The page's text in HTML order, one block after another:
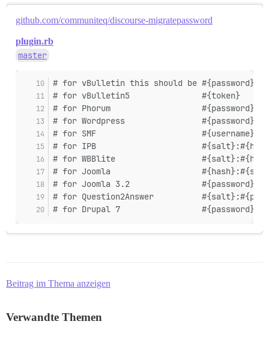
github.com/communiteq/discourse-migratepassword
plugin.rb
master
# for vBulletin this should be
# for vBulletin5               #{token}
# for Phorum                   #{password}
# for Wordpress                #{password}
# for SMF
# for IPB                      #{salt}:#{hash}
# for WBBlite                  #{salt}:#{hash}
# for Joomla
# for Joomla 3.2               #{password}
# for Question2Answer
# for Drupal 7                 #{password}
Beitrag im Thema anzeigen
Verwandte Themen